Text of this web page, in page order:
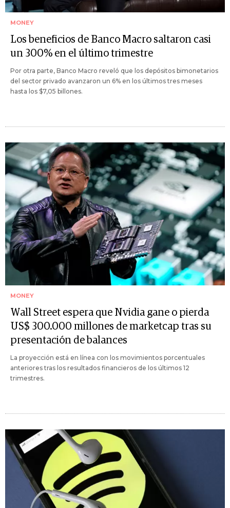
MONEY
Los beneficios de Banco Macro saltaron casi
un 300% en el último trimestre
Por otra parte, Banco Macro reveló que los depósitos bimonetarios
del sector privado avanzaron un 6% en los últimos tres meses
hasta los $7,05 billones.
MONEY
Wall Street espera que Nvidia gane o pierda
US$ 300.000 millones de marketcap tras su
presentación de balances
La proyección está en línea con los movimientos porcentuales
anteriores tras los resultados financieros de los últimos 12
trimestres.